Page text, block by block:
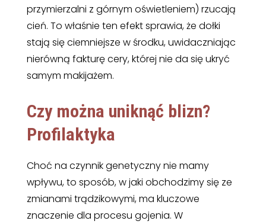
przymierzalni z górnym oświetleniem) rzucają
cień. To właśnie ten efekt sprawia, że dołki
stają się ciemniejsze w środku, uwidaczniając
nierówną fakturę cery, której nie da się ukryć
samym makijażem.
Czy można uniknąć blizn?
Profilaktyka
Choć na czynnik genetyczny nie mamy
wpływu, to sposób, w jaki obchodzimy się ze
zmianami trądzikowymi, ma kluczowe
znaczenie dla procesu gojenia. W